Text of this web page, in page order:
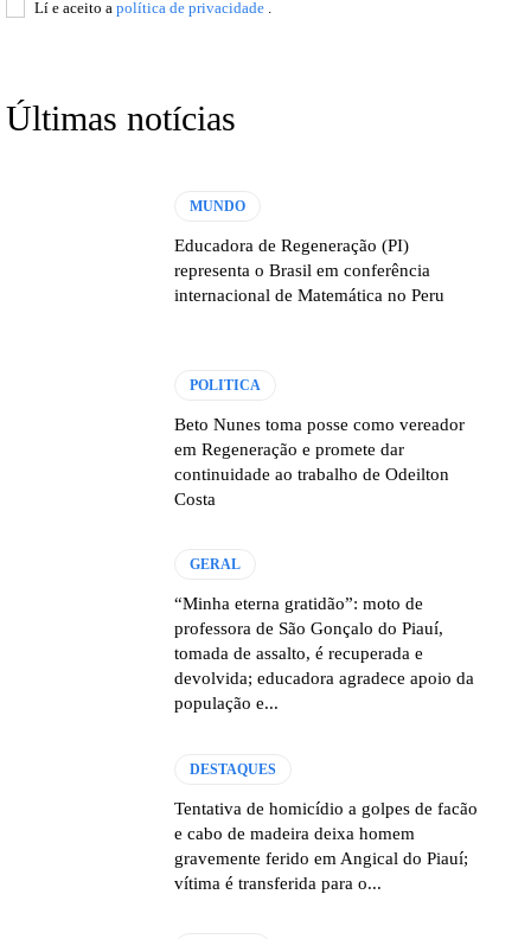
Lí e aceito a política de privacidade
Últimas notícias
MUNDO
Educadora de Regeneração (PI)
representa o Brasil em conferência
internacional de Matemática no Peru
POLITICA
Beto Nunes toma posse como vereador
em Regeneração e promete dar
continuidade ao trabalho de Odeilton
Costa
GERAL
“Minha eterna gratidão”: moto de
professora de São Gonçalo do Piauí,
tomada de assalto, é recuperada e
devolvida; educadora agradece apoio da
população e...
DESTAQUES
Tentativa de homicídio a golpes de facão
e cabo de madeira deixa homem
gravemente ferido em Angical do Piauí;
vítima é transferida para o...